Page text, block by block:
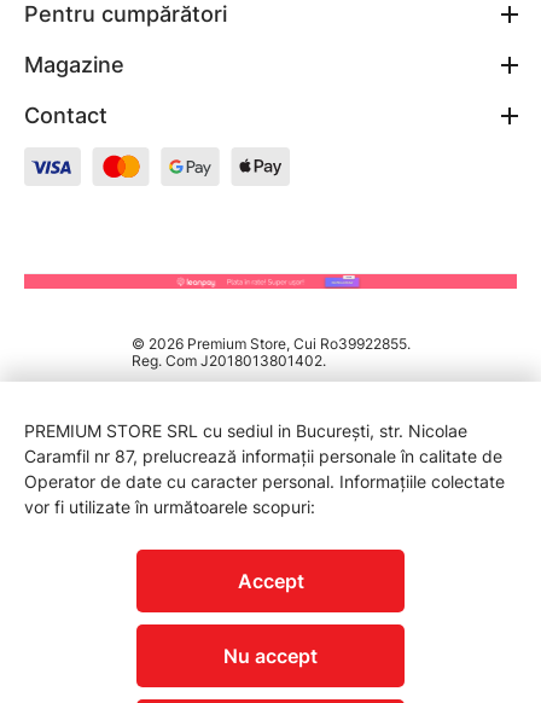
Pentru cumpărători
Magazine
Contact
© 2026 Premium Store, Cui Ro39922855.
Reg. Com J2018013801402.
PREMIUM STORE SRL cu sediul in București, str. Nicolae
Caramfil nr 87, prelucrează informații personale în calitate de
Operator de date cu caracter personal. Informațiile colectate
vor fi utilizate în următoarele scopuri:
Accept
Nu accept